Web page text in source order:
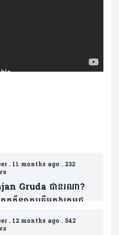
. 11 months ago . 232
Gruda ជានរណា?
តកីឡាករឆ្នើមក្នុងក្រុមជម្រើ
អាឡឺម៉ង់(មាន២វីដេអូ)
. 12 months ago . 542